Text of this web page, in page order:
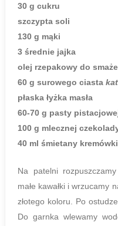
30 g cukru
szczypta soli
130 g mąki
3 średnie jajka
olej rzepakowy do
60 g surowego ciasta
płaska łyżka masła
60-70 g pasty
100 g mlecznej
40 ml śmietany
Na patelni
małe kawałki i wrzucamy
złotego koloru. Po
Do garnka wlewamy